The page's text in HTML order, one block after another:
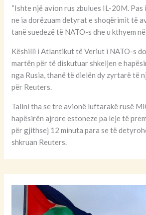
“Ishte një avion rus zbulues IL-20M.
ne ia dorëzuam detyrat e shoqërimit të
tanë suedezë të NATO-s dhe u kthyem
Këshilli i Atlantikut të Veriut i NATO-s
martën për të diskutuar shkeljen e
nga Rusia, thanë të dielën dy zyrtarë të
për Reuters.
Talini tha se tre avionë luftarakë rusë
hapësirën ajrore estoneze pa leje të
për gjithsej 12 minuta para se të
shkruan Reuters.